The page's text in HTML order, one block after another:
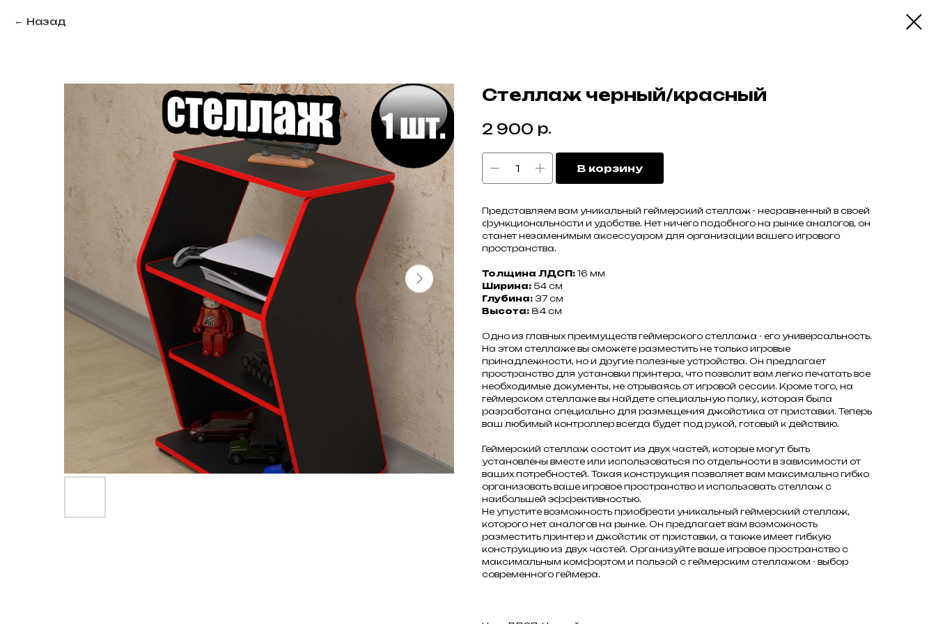
Назад
Стеллаж черный/красный
2 900 р.
В корзину
Представляем вам уникальный геймерский стеллаж - несравненный в своей
функциональности и удобстве. Нет ничего подобного на рынке аналогов, он
станет незаменимым аксессуаром для организации вашего игрового
пространства.
Толщина ЛДСП: 16 мм
Ширина: 54 см
Глубина: 37 см
Высота: 84 см
Одно из главных преимуществ геймерского стеллажа - его универсальность.
На этом стеллаже вы сможете разместить не только игровые
принадлежности, но и другие полезные устройства. Он предлагает
пространство для установки принтера, что позволит вам легко печатать все
необходимые документы, не отрываясь от игровой сессии. Кроме того, на
геймерском стеллаже вы найдете специальную полку, которая была
разработана специально для размещения джойстика от приставки. Теперь
ваш любимый контроллер всегда будет под рукой, готовый к действию.
Геймерский стеллаж состоит из двух частей, которые могут быть
установлены вместе или использоваться по отдельности в зависимости от
ваших потребностей. Такая конструкция позволяет вам максимально гибко
организовать ваше игровое пространство и использовать стеллаж с
наибольшей эффективностью.
Не упустите возможность приобрести уникальный геймерский стеллаж,
которого нет аналогов на рынке. Он предлагает вам возможность
разместить принтер и джойстик от приставки, а также имеет гибкую
конструкцию из двух частей. Организуйте ваше игровое пространство с
максимальным комфортом и пользой с геймерским стеллажом - выбор
современного геймера.